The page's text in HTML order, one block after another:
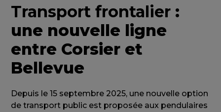
Transport frontalier :
une nouvelle ligne
entre Corsier et
Bellevue
Depuis le 15 septembre 2025, une nouvelle option
de transport public est proposée aux pendulaires